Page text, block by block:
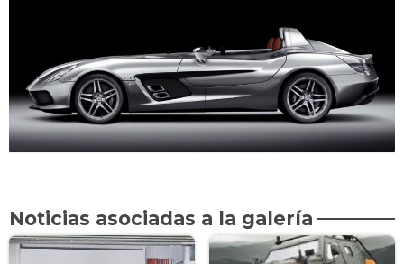
Noticias asociadas a la galería